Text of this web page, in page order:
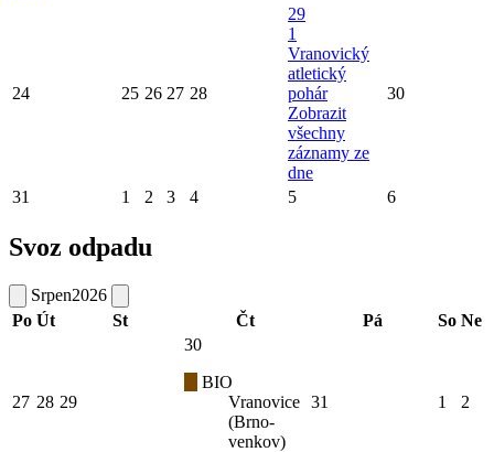
24 25 26 27 28
29
1
Vranovický
atletický
pohár
Zobrazit
všechny
záznamy ze
dne
30
31 1 2 3 4 5 6
Svoz odpadu
Srpen2026
Po Út St Čt Pá So Ne
27 28 29
30
BIO
Vranovice
(Brno-
venkov)
31 1 2